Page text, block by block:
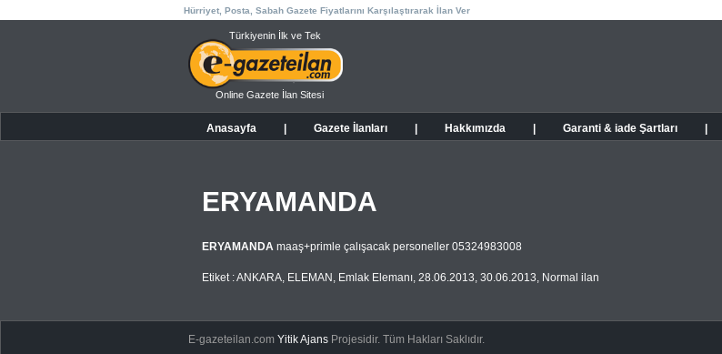
Hürriyet, Posta, Sabah Gazete Fiyatlarını Karşılaştırarak İlan Ver
Türkiyenin İlk ve Tek
Online Gazete İlan Sitesi
Anasayfa Gazete İlanları Hakkımızda Garanti & iade Şartları
ERYAMANDA
ERYAMANDA maaş+primle çalışacak personeller 05324983008
Etiket :ANKARA, ELEMAN , Emlak Elemanı, 28.06.2013, 30.06.2013, Normal ilan
E-gazeteilan.comYitik Ajans Projesidir.Tüm Hakları Saklıdır.